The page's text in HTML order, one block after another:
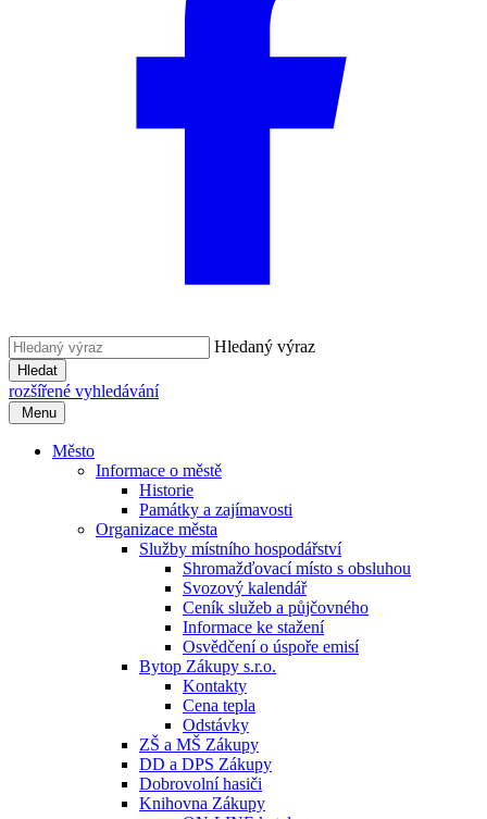
Hledaný výraz
Hledat
rozšířené vyhledávání
Menu
Město
Informace o městě
Historie
Památky a zajímavosti
Organizace města
Služby místního hospodářství
Shromažďovací místo s obsluhou
Svozový kalendář
Ceník služeb a půjčovného
Informace ke stažení
Osvědčení o úspoře emisí
Bytop Zákupy s.r.o.
Kontakty
Cena tepla
Odstávky
ZŠ a MŠ Zákupy
DD a DPS Zákupy
Dobrovolní hasiči
Knihovna Zákupy